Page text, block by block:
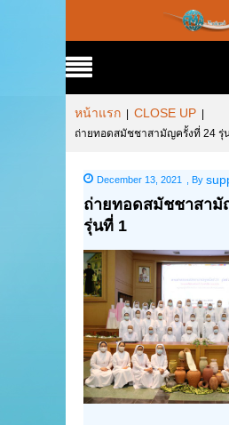
หน้าแรก CLOSE UP
ถ่ายทอดสมัชชาสามัญครั้งที่ 24 รุ่
December 13, 2021 By
ถ่ายทอดสมัชชาสามั
รุ่นที่ 1